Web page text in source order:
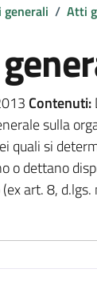
generali / Atti
Contenuti:
sulla
quali si
o dettano
art. 8,